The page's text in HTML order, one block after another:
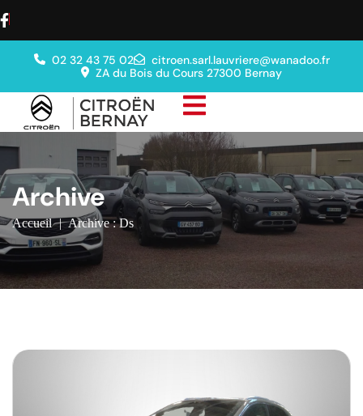
02 32 43 75 02
citroen.sarl.lauvriere@wanadoo.fr
ZA du Bois du Cours 27300 Bernay
Archive
Accueil | Archive : Ds